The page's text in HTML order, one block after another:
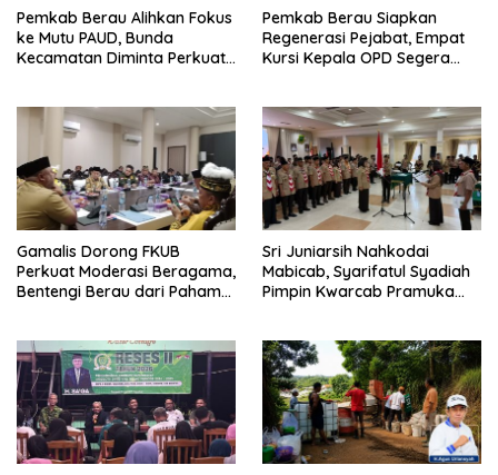
Pemkab Berau Alihkan Fokus
ke Mutu PAUD, Bunda
Kecamatan Diminta Perkuat
Pemkab Berau Siapkan
Regenerasi Pejabat, Empat
Kursi Kepala OPD Segera
Gamalis Dorong FKUB
Perkuat Moderasi Beragama,
Bentengi Berau dari Paham
Sri Juniarsih Nahkodai
Mabicab, Syarifatul Syadiah
Pimpin Kwarcab Pramuka